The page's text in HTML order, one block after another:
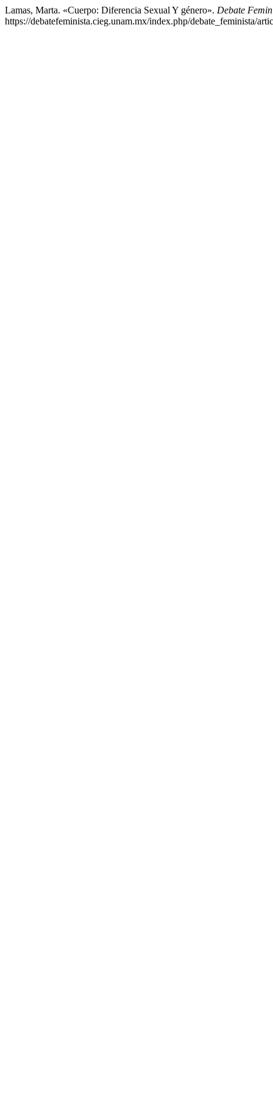
Lamas, Marta. «Cuerpo: Diferencia Sexual Y género». Debate
https://debatefeminista.cieg.unam.mx/index.php/debate_feminista/